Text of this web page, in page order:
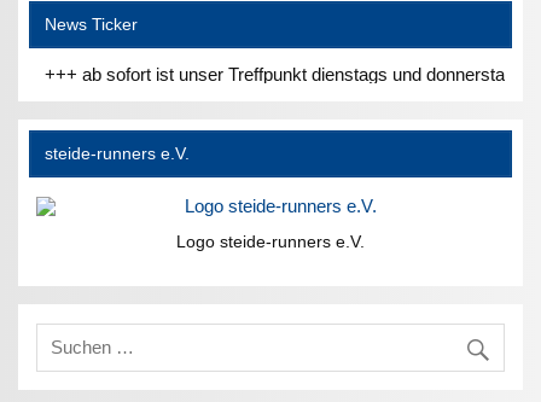
News Ticker
+++ ab sofort ist unser Treffpunkt dienstags und donnerstags um
steide-runners e.V.
Logo steide-runners e.V.